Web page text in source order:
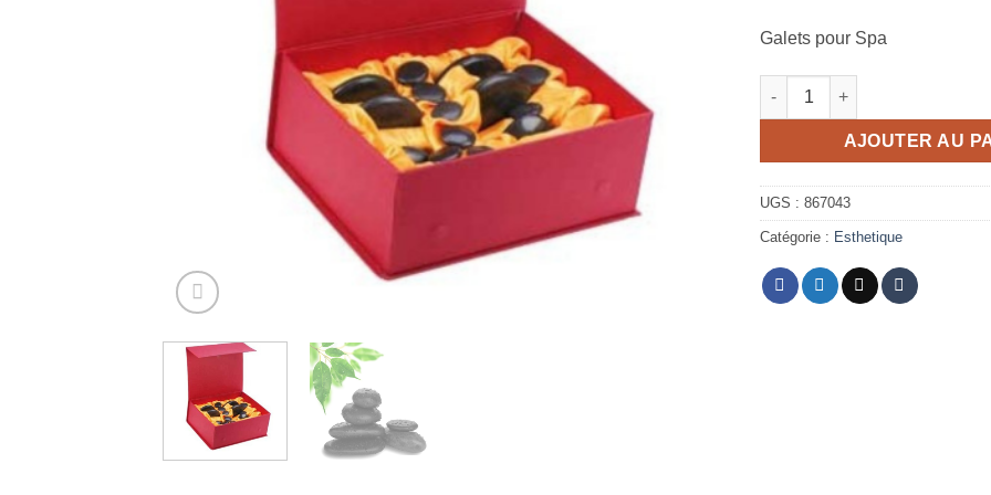
Galets pour Spa
quantité de Galets pour Spa
AJOUTER AU
UGS : 867043
Catégorie : Esthetique